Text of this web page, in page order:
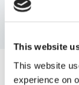
This website
This website
experience on